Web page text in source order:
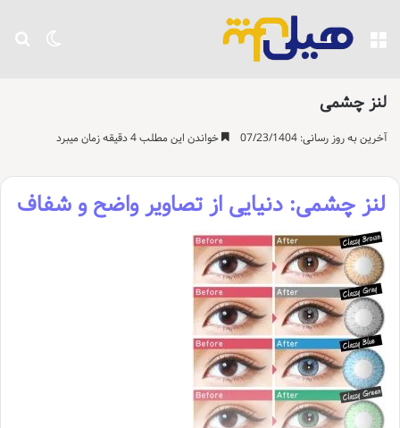
تغییر منو
لنز چشمی
آخرین به روز رسانی: 07/23/1404 خواندن این مطلب 4 دقیقه زمان میبرد
لنز چشمی: دنیایی از تصاویر واضح و شفاف